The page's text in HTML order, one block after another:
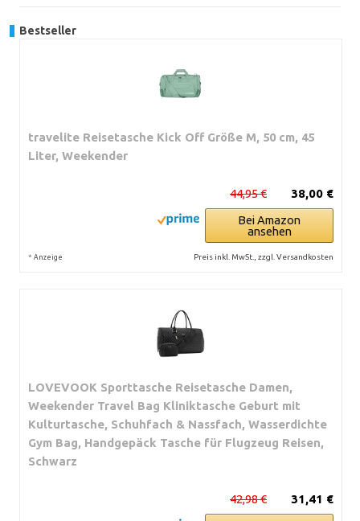
Bestseller
travelite Reisetasche Kick Off Größe M, 50 cm, 45
Liter, Weekender
38,00 €
44,95 €
Bei Amazon
ansehen
* Anzeige Preis inkl. MwSt., zzgl. Versandkosten
LOVEVOOK Sporttasche Reisetasche Damen,
Weekender Travel Bag Kliniktasche Geburt mit
Kulturtasche, Schuhfach & Nassfach, Wasserdichte
Gym Bag, Handgepäck Tasche für Flugzeug Reisen,
Schwarz
31,41 €
42,98 €